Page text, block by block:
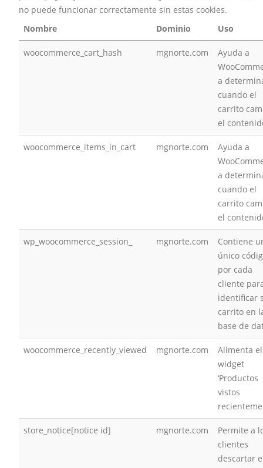
no puede funcionar correctamente sin estas cookies.
Nombre
Dominio Uso
woocommerce_cart_hash mgnorte.com
Ayuda a
a
cuando el
carrito
el
woocommerce_items_in_cart mgnorte.com
Ayuda a
a
cuando el
carrito
el
wp_woocommerce_session_ mgnorte.com
Contiene
único
por cada
cliente
identificar
carrito en
base de
woocommerce_recently_viewed mgnorte.com
Alimenta el
widget
‘Productos
vistos
store_notice[notice id] mgnorte.com
Permite a
clientes
descartar